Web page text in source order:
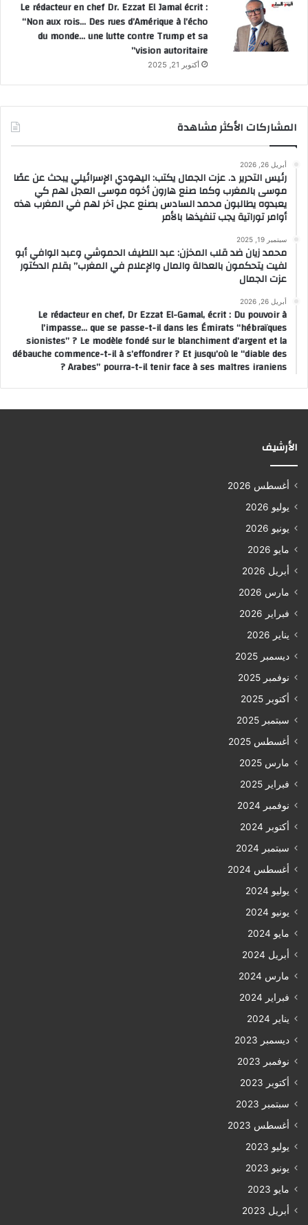
Le rédacteur en chef Dr. Ezzat El Jamal écrit :
“Non aux rois… Des rues d’Amérique à l’écho
du monde… une lutte contre Trump et sa
vision autoritaire”
أكتوبر 21, 2025
المشاركات الأكثر مشاهدة
أبريل 26, 2026
رئيس التحرير د. عزت الجمال يكتب: اليهودي الإسرائيلي يبحث عن عصًا
موسى بالمغرب وكما صنع هارون أخوه موسى العجل لهم كي
يعبدوه يطالبون محمد السادس بصنع عجل آخر لهم في المغرب هذه
أوامر توراتية يجب تنفيذها بالأمر
سبتمبر 19, 2025
محمد زيان ضد قلب المخزن: عبد اللطيف الحموشي وعبد الوافي أبو
لفيت يتحكمون بالعدالة والمال والإعلام في المغرب” بقلم الدكتور
عزت الجمال
أبريل 26, 2026
Le rédacteur en chef, Dr Ezzat El-Gamal, écrit : Du pouvoir à
l’impasse… que se passe-t-il dans les Émirats “hébraïques
sionistes” ? Le modèle fondé sur le blanchiment d’argent et la
débauche commence-t-il à s’effondrer ? Et jusqu’où le “diable des
Arabes” pourra-t-il tenir face à ses maîtres iraniens ?
الأرشيف
أغسطس 2026
يوليو 2026
يونيو 2026
مايو 2026
أبريل 2026
مارس 2026
فبراير 2026
يناير 2026
ديسمبر 2025
نوفمبر 2025
أكتوبر 2025
سبتمبر 2025
أغسطس 2025
مارس 2025
فبراير 2025
نوفمبر 2024
أكتوبر 2024
سبتمبر 2024
أغسطس 2024
يوليو 2024
يونيو 2024
مايو 2024
أبريل 2024
مارس 2024
فبراير 2024
يناير 2024
ديسمبر 2023
نوفمبر 2023
أكتوبر 2023
سبتمبر 2023
أغسطس 2023
يوليو 2023
يونيو 2023
مايو 2023
أبريل 2023